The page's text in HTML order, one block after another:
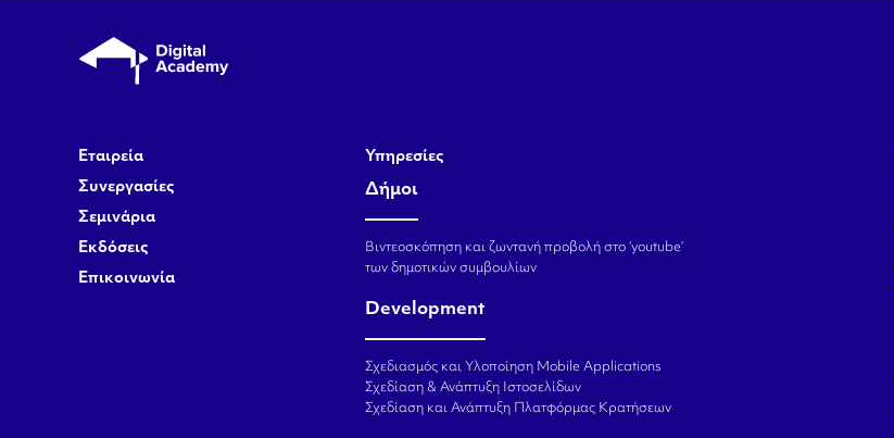
Εταιρεία
Συνεργασίες
Σεμινάρια
Εκδόσεις
Επικοινωνία
Υπηρεσίες
Δήμοι
Βιντεοσκόπηση και ζωντανή προβολή στο ‘youtube’
των δημοτικών συμβουλίων
Development
Σχεδιασμός και Υλοποίηση Mobile Applications
Σχεδίαση & Ανάπτυξη Ιστοσελίδων
Σχεδίαση και Ανάπτυξη Πλατφόρμας Κρατήσεων